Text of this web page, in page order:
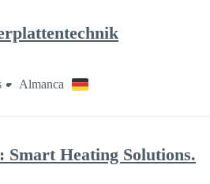
Almanca
Smart Heating Solutions.